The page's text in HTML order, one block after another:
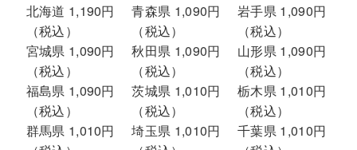
北海道 1,190円
（税込）
青森県 1,090円
（税込）
岩手県 1,090円
（税込）
宮城県 1,090円
（税込）
秋田県 1,090円
（税込）
山形県 1,090円
（税込）
福島県 1,090円
（税込）
茨城県 1,010円
（税込）
栃木県 1,010円
（税込）
群馬県 1,010円
埼玉県 1,010円
千葉県 1,010円